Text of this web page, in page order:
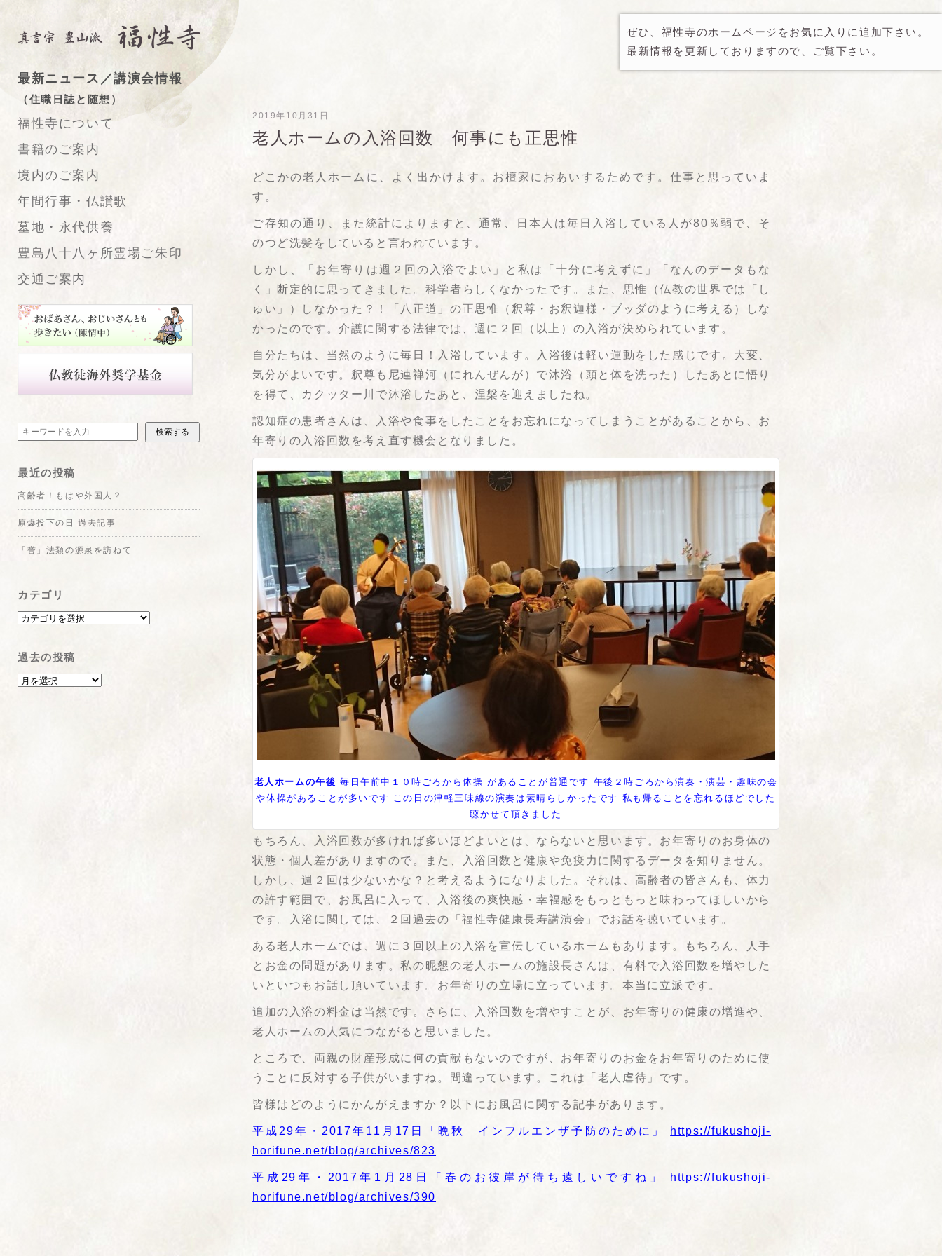
最新ニュース／講演会情報
（住職日誌と随想）
福性寺について
書籍のご案内
境内のご案内
年間行事・仏讃歌
墓地・永代供養
豊島八十八ヶ所霊場ご朱印
交通ご案内
検索する
最近の投稿
高齢者！もはや外国人？
原爆投下の日 過去記事
「誉」法類の源泉を訪ねて
カテゴリ
過去の投稿
2019年10月31日
老人ホームの入浴回数 何事にも正思惟
どこかの老人ホームに、よく出かけます。お檀家におあいするためです。仕事と思っていま
す。
ご存知の通り、また統計によりますと、通常、日本人は毎日入浴している人が80％弱で、そ
のつど洗髪をしていると言われています。
しかし、「お年寄りは週２回の入浴でよい」と私は「十分に考えずに」「なんのデータもな
く」断定的に思ってきました。科学者らしくなかったです。また、思惟（仏教の世界では「し
ゅい」）しなかった？！「八正道」の正思惟（釈尊・お釈迦様・ブッダのように考える）しな
かったのです。介護に関する法律では、週に２回（以上）の入浴が決められています。
自分たちは、当然のように毎日！入浴しています。入浴後は軽い運動をした感じです。大変、
気分がよいです。釈尊も尼連禅河（にれんぜんが）で沐浴（頭と体を洗った）したあとに悟り
を得て、カクッター川で沐浴したあと、涅槃を迎えましたね。
認知症の患者さんは、入浴や食事をしたことをお忘れになってしまうことがあることから、お
年寄りの入浴回数を考え直す機会となりました。
老人ホームの午後 毎日午前中１０時ごろから体操 があることが普通です 午後２時ごろから演奏・演芸・趣味の会
や体操があることが多いです この日の津軽三味線の演奏は素晴らしかったです 私も帰ることを忘れるほどでした
聴かせて頂きました
もちろん、入浴回数が多ければ多いほどよいとは、ならないと思います。お年寄りのお身体の
状態・個人差がありますので。また、入浴回数と健康や免疫力に関するデータを知りません。
しかし、週２回は少ないかな？と考えるようになりました。それは、高齢者の皆さんも、体力
の許す範囲で、お風呂に入って、入浴後の爽快感・幸福感をもっともっと味わってほしいから
です。入浴に関しては、２回過去の「福性寺健康長寿講演会」でお話を聴いています。
ある老人ホームでは、週に３回以上の入浴を宣伝しているホームもあります。もちろん、人手
とお金の問題があります。私の昵懇の老人ホームの施設長さんは、有料で入浴回数を増やした
いといつもお話し頂いています。お年寄りの立場に立っています。本当に立派です。
追加の入浴の料金は当然です。さらに、入浴回数を増やすことが、お年寄りの健康の増進や、
老人ホームの人気につながると思いました。
ところで、両親の財産形成に何の貢献もないのですが、お年寄りのお金をお年寄りのために使
うことに反対する子供がいますね。間違っています。これは「老人虐待」です。
皆様はどのようにかんがえますか？以下にお風呂に関する記事があります。
平成29年・2017年11月17日「晩秋 インフルエンザ予防のために」
https://fukushoji-
horifune.net/blog/archives/823
平成29年・2017年1月28日「春のお彼岸が待ち遠しいですね」
https://fukushoji-
horifune.net/blog/archives/390
ぜひ、福性寺のホームページをお気に入りに追加下さい。
最新情報を更新しておりますので、ご覧下さい。